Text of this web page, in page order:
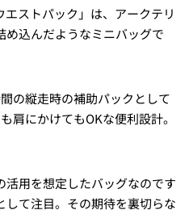
ストパック」は、アークテリ
込んだようなミニバッグで
の縦走時の補助パックとして
肩にかけてもOKな便利設計。
活用を想定したバッグなのです
て注目。その期待を裏切らな